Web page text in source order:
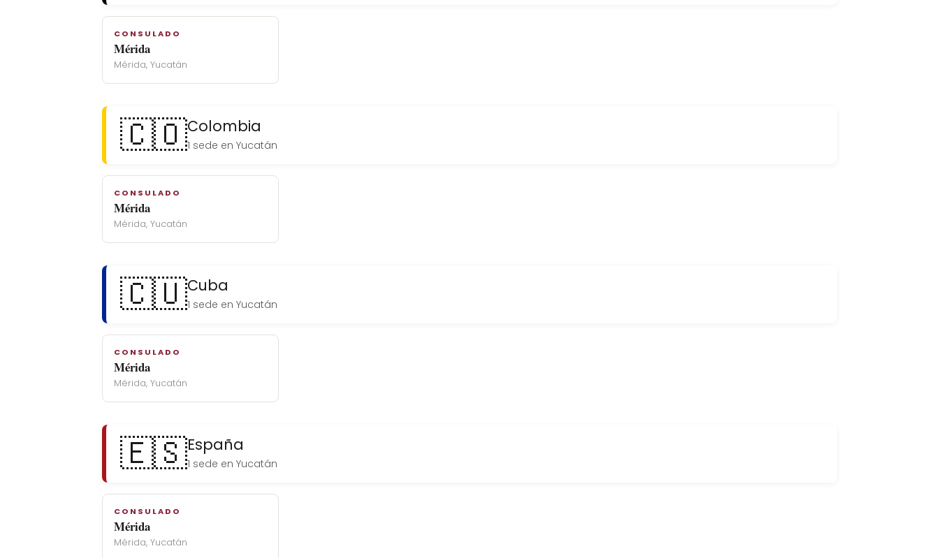
CONSULADO
Mérida
Mérida, Yucatán
🇨🇴Colombia
1 sede en Yucatán
CONSULADO
Mérida
Mérida, Yucatán
🇨🇺Cuba
1 sede en Yucatán
CONSULADO
Mérida
Mérida, Yucatán
🇪🇸España
1 sede en Yucatán
CONSULADO
Mérida
Mérida, Yucatán